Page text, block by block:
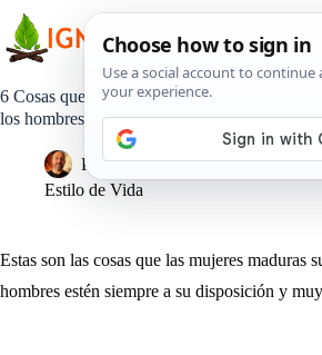
contenido
6 Cosas que hacen las mujeres maduras y
los hombres
Pedro Lisperguer
11 junio,
Estilo de Vida
Estas son las cosas que las mujeres maduras
hombres estén siempre a su disposición y